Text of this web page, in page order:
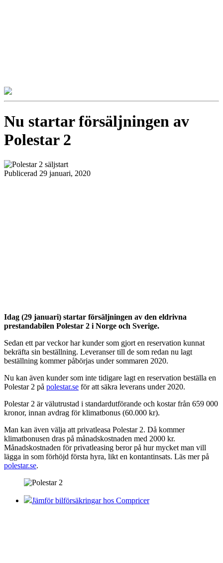
Nu startar försäljningen av
Polestar 2
Publicerad 29 januari, 2020
Idag (29 januari) startar försäljningen av den eldrivna
prestandabilen Polestar 2 i Norge och Sverige.
Sedan ett par veckor har kunder som gjort en reservation kunnat
bekräfta sin beställning. Leveranser till de som redan nu lagt
beställning kommer påbörjas under sommaren 2020.
Nu kan även kunder som inte tidigare lagt en reservation beställa en
Polestar 2 på polestar.se för att säkra leverans under 2020.
Polestar 2 är välutrustad i standardutförande och kostar från 659 000
kronor, innan avdrag för klimatbonus (60.000 kr).
Man kan även välja att privatleasa Polestar 2. Då kommer
klimatbonusen dras på månadskostnaden med 2000 kr.
Månadskostnaden för privatleasing beror på hur mycket man vill
lägga in som förhöjd första hyra, likt en kontantinsats. Läs mer på
polestar.se.
Jämför bilförsäkringar hos Compricer